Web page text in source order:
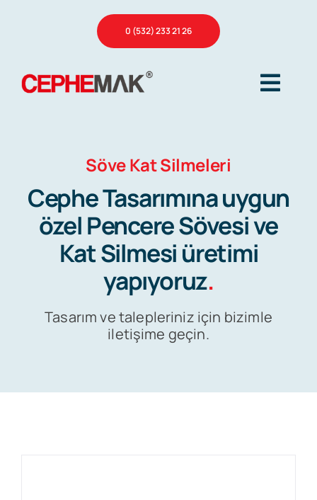
0 (532) 233 21 26
Hakkımızda
Hizmetlerimiz
Söve Kat Silmeleri
Cephe Tasarımına uygun
özel Pencere Sövesi ve
Kat Silmesi üretimi
yapıyoruz.
Tasarım ve talepleriniz için bizimle
iletişime geçin.